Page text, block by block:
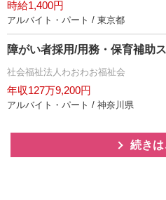
時給1,400円
アルバイト・パート / 東京都
障がい者採用/用務・保育補助
社会福祉法人わおわお福祉会
年収127万9,200円
アルバイト・パート / 神奈川県
続きは